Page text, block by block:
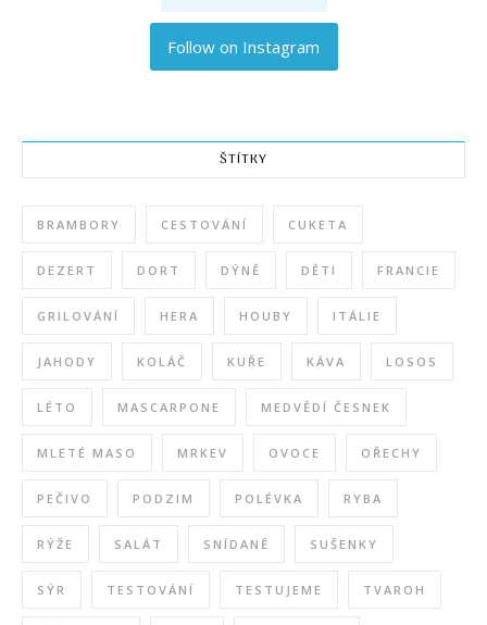
Follow on Instagram
ŠTÍTKY
BRAMBORY CESTOVÁNÍ CUKETA
DEZERT DORT DÝNĚ DĚTI FRANCIE
GRILOVÁNÍ HERA HOUBY ITÁLIE
JAHODY KOLÁČ KUŘE KÁVA LOSOS
LÉTO MASCARPONE MEDVĚDÍ ČESNEK
MLETÉ MASO MRKEV OVOCE OŘECHY
PEČIVO PODZIM POLÉVKA RYBA
RÝŽE SALÁT SNÍDANĚ SUŠENKY
SÝR TESTOVÁNÍ TESTUJEME TVAROH